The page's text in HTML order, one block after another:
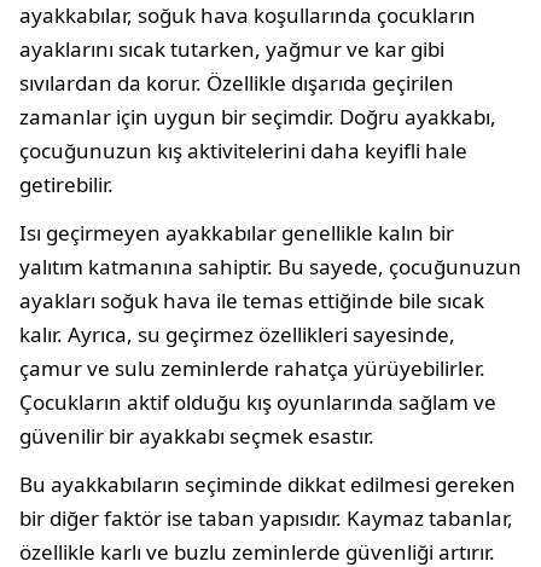
ayakkabılar, soğuk hava koşullarında çocukların
ayaklarını sıcak tutarken, yağmur ve kar gibi
sıvılardan da korur. Özellikle dışarıda geçirilen
zamanlar için uygun bir seçimdir. Doğru ayakkabı,
çocuğunuzun kış aktivitelerini daha keyifli hale
getirebilir.
Isı geçirmeyen ayakkabılar genellikle kalın bir
yalıtım katmanına sahiptir. Bu sayede, çocuğunuzun
ayakları soğuk hava ile temas ettiğinde bile sıcak
kalır. Ayrıca, su geçirmez özellikleri sayesinde,
çamur ve sulu zeminlerde rahatça yürüyebilirler.
Çocukların aktif olduğu kış oyunlarında sağlam ve
güvenilir bir ayakkabı seçmek esastır.
Bu ayakkabıların seçiminde dikkat edilmesi gereken
bir diğer faktör ise taban yapısıdır. Kaymaz tabanlar,
özellikle karlı ve buzlu zeminlerde güvenliği artırır.